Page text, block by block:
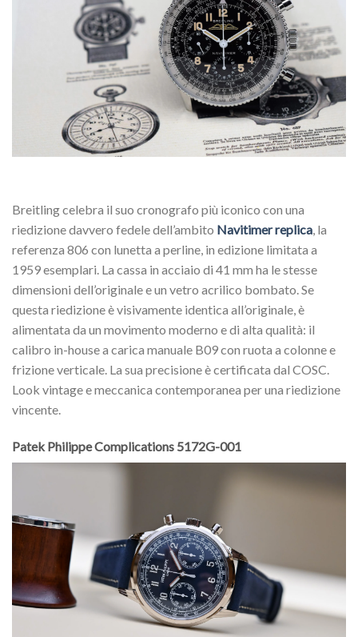
Breitling celebra il suo cronografo più iconico con una
riedizione davvero fedele dell’ambito Navitimer replica, la
referenza 806 con lunetta a perline, in edizione limitata a
1959 esemplari. La cassa in acciaio di 41 mm ha le stesse
dimensioni dell’originale e un vetro acrilico bombato. Se
questa riedizione è visivamente identica all’originale, è
alimentata da un movimento moderno e di alta qualità: il
calibro in-house a carica manuale B09 con ruota a colonne e
frizione verticale. La sua precisione è certificata dal COSC.
Look vintage e meccanica contemporanea per una riedizione
vincente.
Patek Philippe Complications 5172G-001